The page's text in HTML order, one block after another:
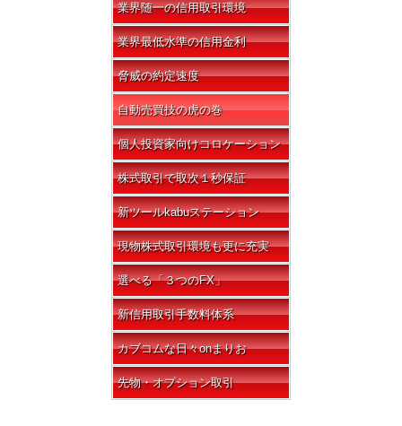
業界随一の信用取引環境
業界最低水準の信用金利
脅威の約定速度
自動売買技の虎の巻
個人投資家向けコロケーション
株式取引で取次１秒保証
新ツールkabuステーション
現物株式取引環境も更に充実
選べる「３つのFX」
新信用取引手数料体系
カブコムな日々onまりお
先物・オプション取引